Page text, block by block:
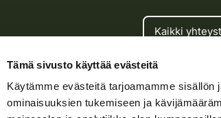
Tämä sivusto käyttää evästeitä
Käytämme evästeitä tarjoamamme sisällön
ominaisuuksien tukemiseen ja
Kaikki
Oma riista -